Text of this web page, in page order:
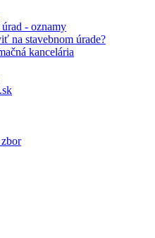
- oznamy
na stavebnom úrade?
kancelária